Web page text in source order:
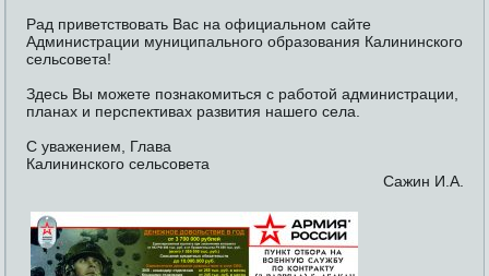
Рад приветствовать Вас на официальном сайте
Администрации муниципального образования Калининского
сельсовета!
Здесь Вы можете познакомиться с работой администрации,
планах и перспективах развития нашего села.
С уважением, Глава
Калининского сельсовета
Сажин И.А.